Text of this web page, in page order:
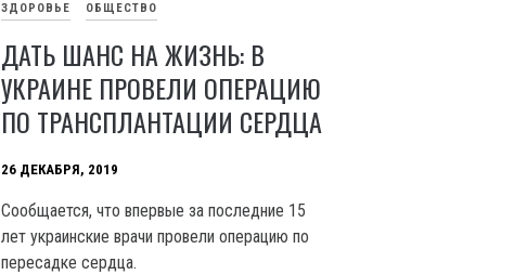
ЗДОРОВЬЕ ОБЩЕСТВО
ДАТЬ ШАНС НА ЖИЗНЬ: В
УКРАИНЕ ПРОВЕЛИ ОПЕРАЦИЮ
ПО ТРАНСПЛАНТАЦИИ СЕРДЦА
26 ДЕКАБРЯ, 2019
Сообщается, что впервые за последние 15
лет украинские врачи провели операцию по
пересадке сердца.